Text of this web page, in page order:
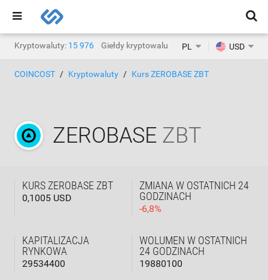
Kryptowaluty: 15 976 Giełdy kryptowalut: 1471
PL USD
COINCOST Kryptowaluty Kurs ZEROBASE ZBT
ZEROBASE ZBT
KURS ZEROBASE ZBT
0,1005 USD
ZMIANA W OSTATNICH 24
GODZINACH
-6,8%
KAPITALIZACJA
RYNKOWA
29534400
WOLUMEN W OSTATNICH
24 GODZINACH
19880100